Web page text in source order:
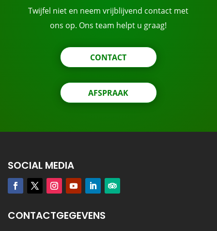
Twijfel niet en neem vrijblijvend contact met
ons op. Ons team helpt u graag!
CONTACT
AFSPRAAK
SOCIAL MEDIA
CONTACTGEGEVENS